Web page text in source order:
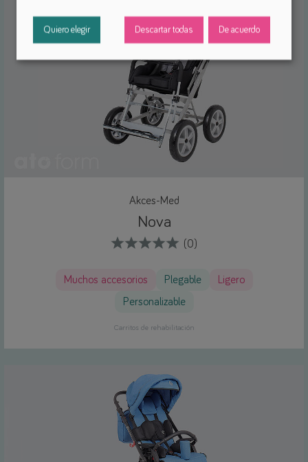
Akces-Med
Nova
(0)
Muchos accesorios Plegable
Ligero
Personalizable
Carritos de rehabilitación
Quiero elegir Descartar todas De acuerdo